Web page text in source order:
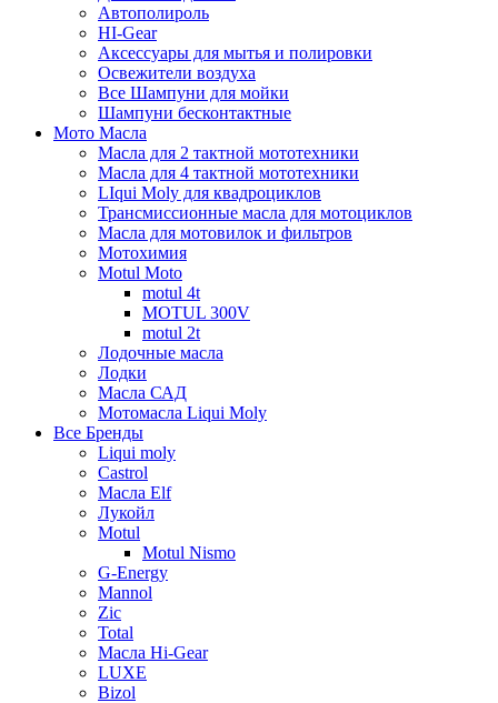
Автополироль
HI-Gear
Аксессуары для мытья и полировки
Освежители воздуха
Все Шампуни для мойки
Шампуни бесконтактные
Мото Масла
Масла для 2 тактной мототехники
Масла для 4 тактной мототехники
LIqui Moly для квадроциклов
Трансмиссионные масла для мотоциклов
Масла для мотовилок и фильтров
Мотохимия
Motul Moto
motul 4t
MOTUL 300V
motul 2t
Лодочные масла
Лодки
Масла САД
Мотомасла Liqui Moly
Все Бренды
Liqui moly
Castrol
Масла Elf
Лукойл
Motul
Motul Nismo
G-Energy
Mannol
Zic
Total
Масла Hi-Gear
LUXE
Bizol